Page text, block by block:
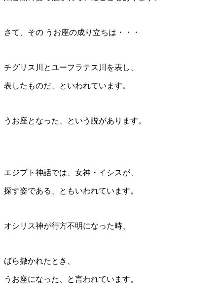
さて、その うお座の成り立ちは・・・
チグリス川とユーフラテス川を表し、
表したものだ、といわれています。
うお座となった、という説があります。
エジプト神話では、女神・イシスが、
探す姿である、ともいわれています。
オシリス神が行方不明になった時、
ばら撒かれたとき、
うお座になった、と言われています。